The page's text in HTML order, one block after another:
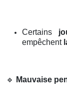
Certains
empêchent
🔹 Mauvaise